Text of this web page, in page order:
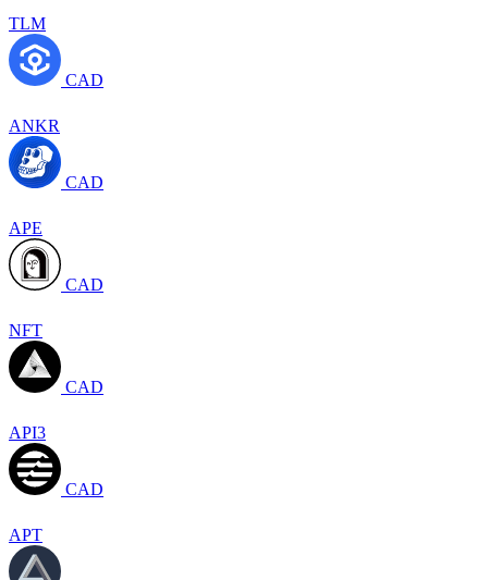
TLM
CAD
ANKR
CAD
APE
CAD
NFT
CAD
API3
CAD
APT